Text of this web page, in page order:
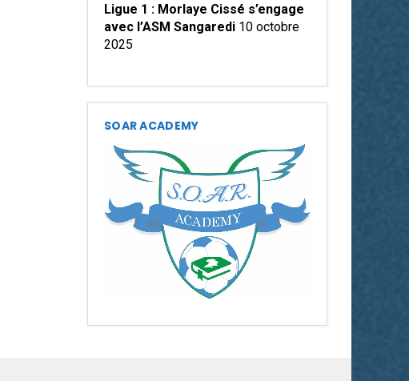
Ligue 1 : Morlaye Cissé s’engage
avec l’ASM Sangaredi 10 octobre
2025
SOAR ACADEMY